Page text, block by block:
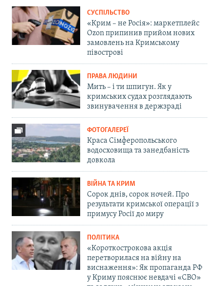
СУСПІЛЬСТВО
«Крим – не Росія»: маркетплейс
Ozon припинив прийом нових
замовлень на Кримському
півострові
ПРАВА ЛЮДИНИ
Мить – і ти шпигун. Як у
кримських судах розглядають
звинувачення в держзраді
ФОТОГАЛЕРЕЇ
Краса Сімферопольського
водосховища та занедбаність
довкола
ВІЙНА ТА КРИМ
Сорок днів, сорок ночей. Про
результати кримської операції з
примусу Росії до миру
ПОЛІТИКА
«Короткострокова акція
перетворилася на війну на
виснаження»: Як пропаганда РФ
у Криму пояснює невдачі «СВО»